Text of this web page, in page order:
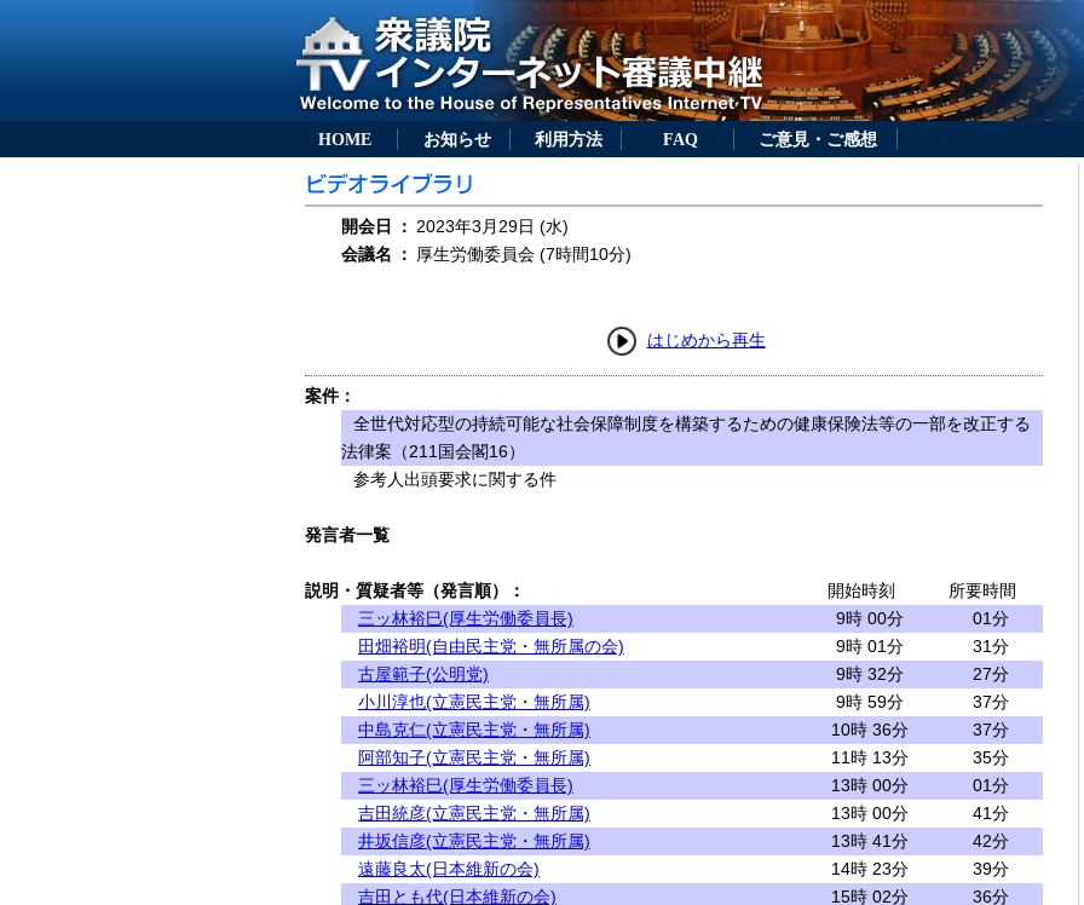
HOME お知らせ 利用方法 FAQ ご意見・ご感想
開会日 ： 2023年3月29日 (水)
会議名
： 厚生労働委員会 (7時間10分)
はじめから再生
案件：
全世代対応型の持続可能な社会保障制度を構築するための健康保険法等の一部を改正する
法律案（211国会閣16）
参考人出頭要求に関する件
発言者一覧
説明・質疑者等（発言順）： 開始時刻
所要時間
三ッ林裕巳(厚生労働委員長)
9時 00分
01分
田畑裕明(自由民主党・無所属の会)
9時 01分
31分
古屋範子(公明党)
9時 32分
27分
小川淳也(立憲民主党・無所属)
9時 59分
37分
中島克仁(立憲民主党・無所属)
10時 36分
37分
阿部知子(立憲民主党・無所属)
11時 13分
35分
三ッ林裕巳(厚生労働委員長)
13時 00分
01分
吉田統彦(立憲民主党・無所属)
13時 00分
41分
井坂信彦(立憲民主党・無所属)
13時 41分
42分
遠藤良太(日本維新の会)
14時 23分
39分
吉田とも代(日本維新の会)
15時 02分
36分